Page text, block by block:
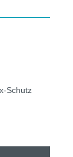
Schutz